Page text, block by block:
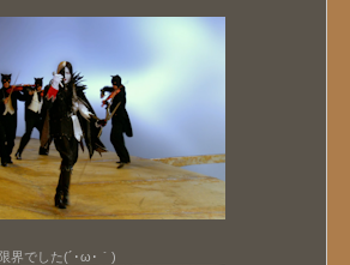
界でした(´･ω･｀)